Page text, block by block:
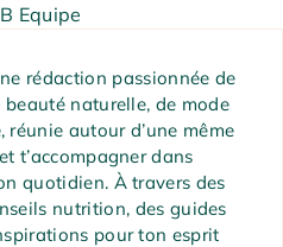
rédaction passionnée de
naturelle, de mode
autour d’une même
t’accompagner dans
quotidien. À travers des
nutrition, des guides
pour ton esprit